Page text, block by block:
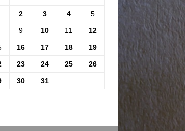
2 3 4 5
9 10 11 12
16 17 18 19
23 24 25 26
30
31